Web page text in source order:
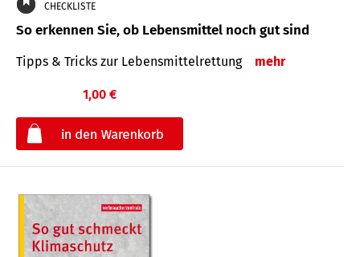
CHECKLISTE
So erkennen Sie, ob Lebensmittel noch gut sind
Tipps & Tricks zur Lebensmittelrettung mehr
1,00 €